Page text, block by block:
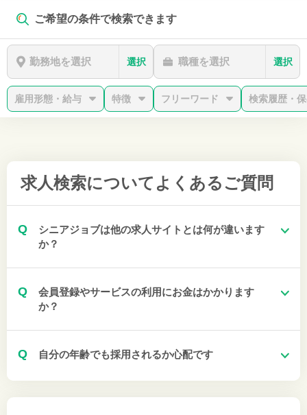
ご希望の条件で検索できます
勤務地を選択 選択 職種を選択 選択
雇用形態・給与 特徴 フリーワード 検索履歴・
求人検索について よくあるご質問
Q
シニアジョブは他の求人サイトとは何が違います
か？
Q
会員登録やサービスの利用にお金はかかります
か？
Q 自分の年齢でも採用されるか心配です